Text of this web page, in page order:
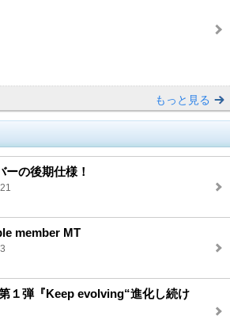
もっと見る
ーの後期仕様！
member MT
１弾『Keep evolving“進化し続け